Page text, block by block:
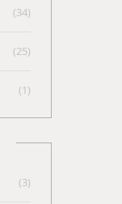
(34)
(25)
(1)
(3)